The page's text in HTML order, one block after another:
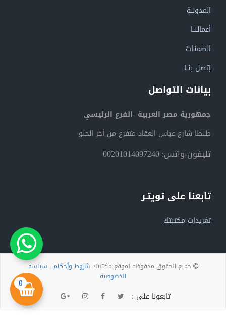
0
المدونــة
أعمالنــا
الضمنـات
إتصل بنــا
بيانات التواصل
جمهورية مصر العربية -الفرع الرئيسي
طنطا-شارع عباس العقاد متفرع من أخر الحلو
تليفون-واتس: 00201014097240
تابعنا على تويتـر
تغريدات مكتبتك
جميع الحقوق محفوظة لموقع مكتبتك شروط وأحكام- سياسة
الخصوصية
تابعونا على :